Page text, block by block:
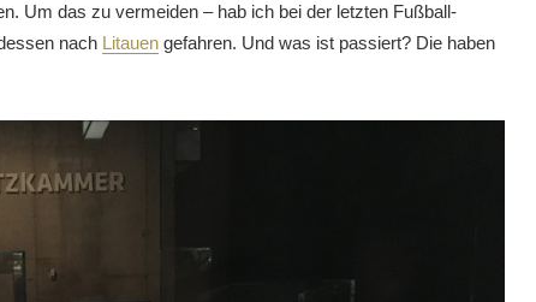
Um das zu vermeiden – hab ich bei der letzten Fußball-
nach Litauen gefahren. Und was ist passiert? Die haben